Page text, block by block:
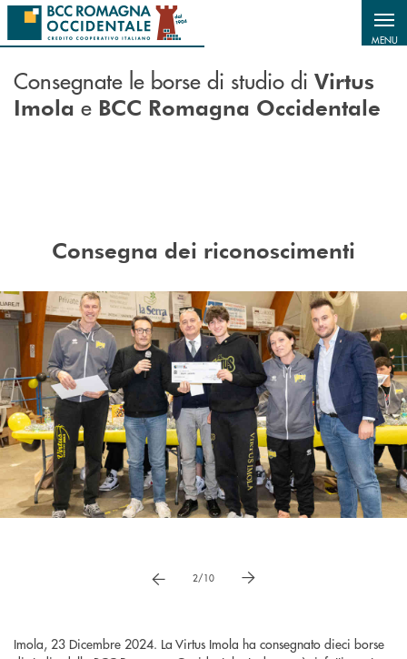
Salta al contenuto principale
MENU
Consegnate le borse di studio di Virtus
Imola e BCC Romagna Occidentale
Consegna dei riconoscimenti
vai a immagne precedente
2/10 vai a immagine successiva
Imola, 23 Dicembre 2024. La Virtus Imola ha consegnato dieci borse